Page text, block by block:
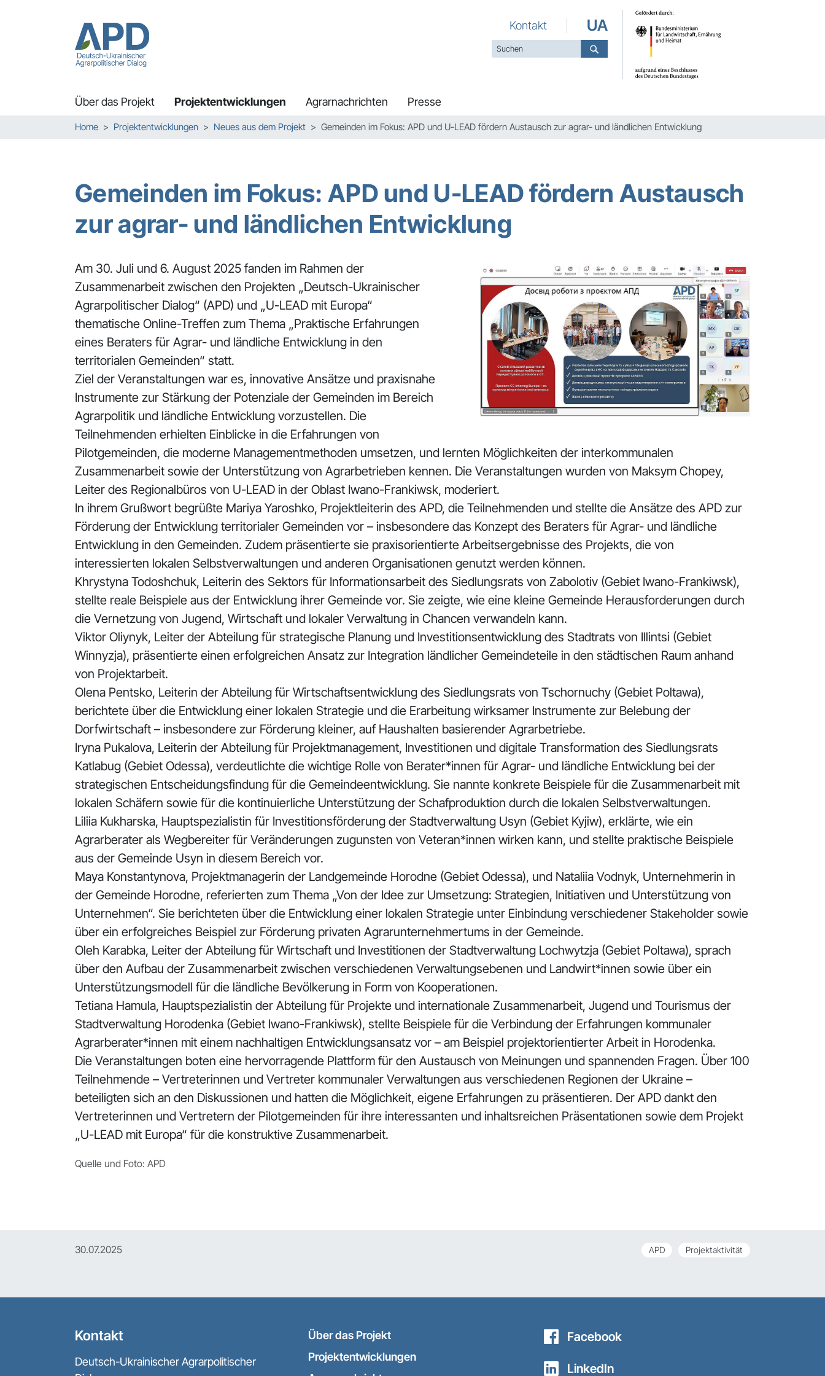
Zum Hauptinhalt springen
Skip to page footer
Über das Projekt Projektentwicklungen Agrarnachrichten Presse
Kontakt UA
Sie sind hier:
Home Projektentwicklungen Neues aus dem Projekt Gemeinden im Fokus: APD und U-LEAD fördern Austausch zur agrar- und ländlichen Entwicklung
Gemeinden im Fokus: APD und U-LEAD fördern Austausch
zur agrar- und ländlichen Entwicklung
Am 30. Juli und 6. August 2025 fanden im Rahmen der
Zusammenarbeit zwischen den Projekten „Deutsch-Ukrainischer
Agrarpolitischer Dialog“ (APD) und „U-LEAD mit Europa“
thematische Online-Treffen zum Thema „Praktische Erfahrungen
eines Beraters für Agrar- und ländliche Entwicklung in den
territorialen Gemeinden“ statt.
Ziel der Veranstaltungen war es, innovative Ansätze und praxisnahe
Instrumente zur Stärkung der Potenziale der Gemeinden im Bereich
Agrarpolitik und ländliche Entwicklung vorzustellen. Die
Teilnehmenden erhielten Einblicke in die Erfahrungen von
Pilotgemeinden, die moderne Managementmethoden umsetzen, und lernten Möglichkeiten der interkommunalen
Zusammenarbeit sowie der Unterstützung von Agrarbetrieben kennen. Die Veranstaltungen wurden von Maksym Chopey,
Leiter des Regionalbüros von U-LEAD in der Oblast Iwano-Frankiwsk, moderiert.
In ihrem Grußwort begrüßte Mariya Yaroshko, Projektleiterin des APD, die Teilnehmenden und stellte die Ansätze des APD zur
Förderung der Entwicklung territorialer Gemeinden vor – insbesondere das Konzept des Beraters für Agrar- und ländliche
Entwicklung in den Gemeinden. Zudem präsentierte sie praxisorientierte Arbeitsergebnisse des Projekts, die von
interessierten lokalen Selbstverwaltungen und anderen Organisationen genutzt werden können.
Khrystyna Todoshchuk, Leiterin des Sektors für Informationsarbeit des Siedlungsrats von Zabolotiv (Gebiet Iwano-Frankiwsk),
stellte reale Beispiele aus der Entwicklung ihrer Gemeinde vor. Sie zeigte, wie eine kleine Gemeinde Herausforderungen durch
die Vernetzung von Jugend, Wirtschaft und lokaler Verwaltung in Chancen verwandeln kann.
Viktor Oliynyk, Leiter der Abteilung für strategische Planung und Investitionsentwicklung des Stadtrats von Illintsi (Gebiet
Winnyzja), präsentierte einen erfolgreichen Ansatz zur Integration ländlicher Gemeindeteile in den städtischen Raum anhand
von Projektarbeit.
Olena Pentsko, Leiterin der Abteilung für Wirtschaftsentwicklung des Siedlungsrats von Tschornuchy (Gebiet Poltawa),
berichtete über die Entwicklung einer lokalen Strategie und die Erarbeitung wirksamer Instrumente zur Belebung der
Dorfwirtschaft – insbesondere zur Förderung kleiner, auf Haushalten basierender Agrarbetriebe.
Iryna Pukalova, Leiterin der Abteilung für Projektmanagement, Investitionen und digitale Transformation des Siedlungsrats
Katlabug (Gebiet Odessa), verdeutlichte die wichtige Rolle von Berater*innen für Agrar- und ländliche Entwicklung bei der
strategischen Entscheidungsfindung für die Gemeindeentwicklung. Sie nannte konkrete Beispiele für die Zusammenarbeit mit
lokalen Schäfern sowie für die kontinuierliche Unterstützung der Schafproduktion durch die lokalen Selbstverwaltungen.
Liliia Kukharska, Hauptspezialistin für Investitionsförderung der Stadtverwaltung Usyn (Gebiet Kyjiw), erklärte, wie ein
Agrarberater als Wegbereiter für Veränderungen zugunsten von Veteran*innen wirken kann, und stellte praktische Beispiele
aus der Gemeinde Usyn in diesem Bereich vor.
Maya Konstantynova, Projektmanagerin der Landgemeinde Horodne (Gebiet Odessa), und Nataliia Vodnyk, Unternehmerin in
der Gemeinde Horodne, referierten zum Thema „Von der Idee zur Umsetzung: Strategien, Initiativen und Unterstützung von
Unternehmen“. Sie berichteten über die Entwicklung einer lokalen Strategie unter Einbindung verschiedener Stakeholder sowie
über ein erfolgreiches Beispiel zur Förderung privaten Agrarunternehmertums in der Gemeinde.
Oleh Karabka, Leiter der Abteilung für Wirtschaft und Investitionen der Stadtverwaltung Lochwytzja (Gebiet Poltawa), sprach
über den Aufbau der Zusammenarbeit zwischen verschiedenen Verwaltungsebenen und Landwirt*innen sowie über ein
Unterstützungsmodell für die ländliche Bevölkerung in Form von Kooperationen.
Tetiana Hamula, Hauptspezialistin der Abteilung für Projekte und internationale Zusammenarbeit, Jugend und Tourismus der
Stadtverwaltung Horodenka (Gebiet Iwano-Frankiwsk), stellte Beispiele für die Verbindung der Erfahrungen kommunaler
Agrarberater*innen mit einem nachhaltigen Entwicklungsansatz vor – am Beispiel projektorientierter Arbeit in Horodenka.
Die Veranstaltungen boten eine hervorragende Plattform für den Austausch von Meinungen und spannenden Fragen. Über 100
Teilnehmende – Vertreterinnen und Vertreter kommunaler Verwaltungen aus verschiedenen Regionen der Ukraine –
beteiligten sich an den Diskussionen und hatten die Möglichkeit, eigene Erfahrungen zu präsentieren. Der APD dankt den
Vertreterinnen und Vertretern der Pilotgemeinden für ihre interessanten und inhaltsreichen Präsentationen sowie dem Projekt
„U-LEAD mit Europa“ für die konstruktive Zusammenarbeit.
Quelle und Foto: APD
30.07.2025 APD Projektaktivität
Kontakt
Deutsch-Ukrainischer Agrarpolitischer
Über das Projekt
Projektentwicklungen
Facebook
LinkedIn